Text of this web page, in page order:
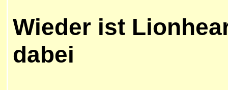
Wieder ist
dabei